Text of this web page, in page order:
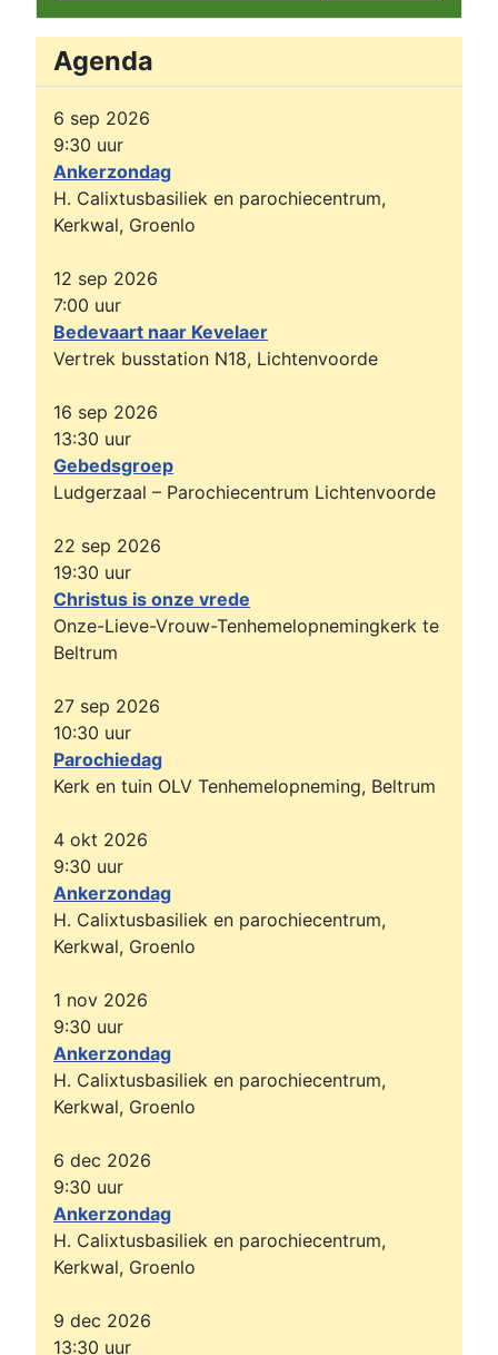
Agenda
6 sep 2026
9:30 uur
Ankerzondag
H. Calixtusbasiliek en parochiecentrum,
Kerkwal, Groenlo
12 sep 2026
7:00 uur
Bedevaart naar Kevelaer
Vertrek busstation N18, Lichtenvoorde
16 sep 2026
13:30 uur
Gebedsgroep
Ludgerzaal – Parochiecentrum Lichtenvoorde
22 sep 2026
19:30 uur
Christus is onze vrede
Onze-Lieve-Vrouw-Tenhemelopnemingkerk te
Beltrum
27 sep 2026
10:30 uur
Parochiedag
Kerk en tuin OLV Tenhemelopneming, Beltrum
4 okt 2026
9:30 uur
Ankerzondag
H. Calixtusbasiliek en parochiecentrum,
Kerkwal, Groenlo
1 nov 2026
9:30 uur
Ankerzondag
H. Calixtusbasiliek en parochiecentrum,
Kerkwal, Groenlo
6 dec 2026
9:30 uur
Ankerzondag
H. Calixtusbasiliek en parochiecentrum,
Kerkwal, Groenlo
9 dec 2026
13:30 uur